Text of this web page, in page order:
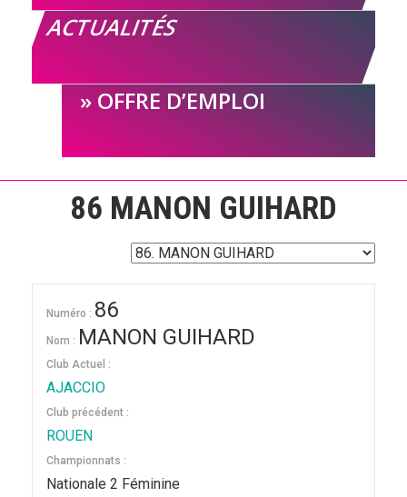
ACTUALITÉS
OFFRE D’EMPLOI
86 MANON GUIHARD
Numéro : 86
Nom : MANON GUIHARD
Club Actuel :
AJACCIO
Club précédent :
ROUEN
Championnats :
Nationale 2 Féminine